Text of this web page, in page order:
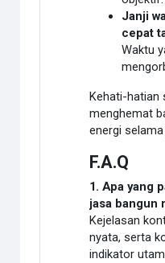
Janji
cepat
Waktu
Kehati-hatian
menghemat
energi
F.A.Q
1. Apa yang
jasa bangun
Kejelasan
nyata, serta
indikator